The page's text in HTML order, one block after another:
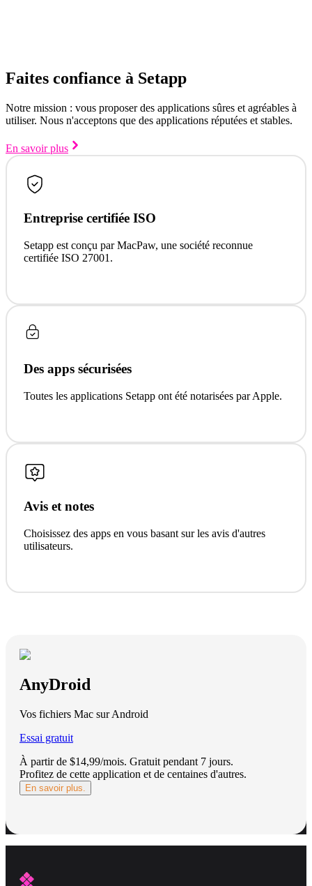
Faites confiance à Setapp
Notre mission : vous proposer des applications sûres et agréables à
utiliser. Nous n'acceptons que des applications réputées et stables.
En savoir plus
Entreprise certifiée ISO
Setapp est conçu par MacPaw, une société reconnue
certifiée ISO 27001.
Des apps sécurisées
Toutes les applications Setapp ont été notarisées par Apple.
Avis et notes
Choisissez des apps en vous basant sur les avis d'autres
utilisateurs.
AnyDroid
Vos fichiers Mac sur Android
Essai gratuit
À partir de $14,99/mois. Gratuit pendant 7 jours.
Profitez de cette application et de centaines d'autres.
En savoir plus.